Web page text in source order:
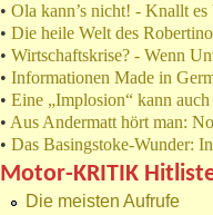
• Ola kann’s nicht! - Knallt
• Die heile Welt des
• Wirtschaftskrise? - Wenn
• Informationen Made in
• Eine „Implosion“ kann
• Aus Andermatt hört man:
• Das Basingstoke-Wunder:
Motor-KRITIK
Die meisten Aufrufe